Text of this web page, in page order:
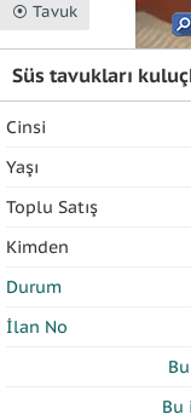
⦿ Tavuk
Süs tavukları
Cinsi
Yaşı
Toplu Satış
Kimden
Durum
İlan No
Bu